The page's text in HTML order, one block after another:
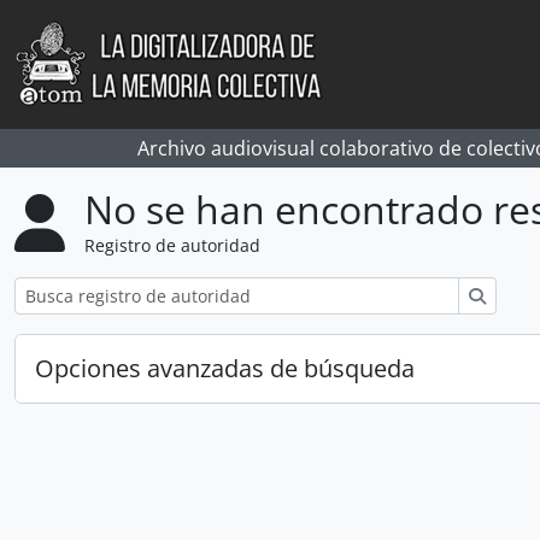
Skip to main content
Archivo audiovisual colaborativo de
No se han encontrado
Registro de autoridad
Opciones avanzadas de búsqueda